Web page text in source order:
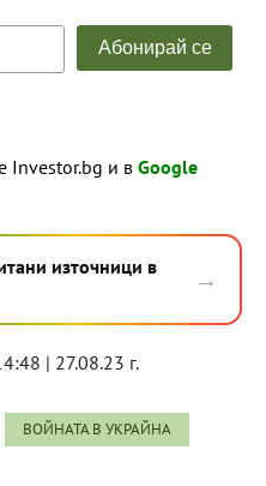
Investor.bg и в Google
източници в
→
| 27.08.23 г.
ВОЙНАТА В УКРАЙНА